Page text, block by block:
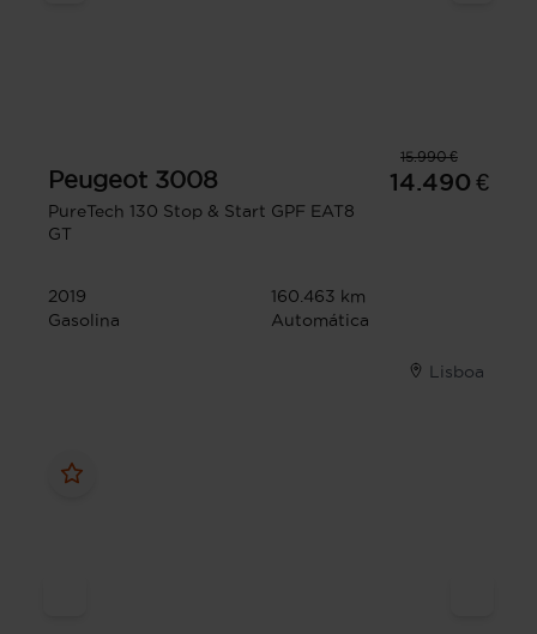
15.990 €
Peugeot 3008
PureTech 130 Stop & Start GPF EAT8
GT
14.490 €
2019
160.463 km
Gasolina
Automática
Lisboa